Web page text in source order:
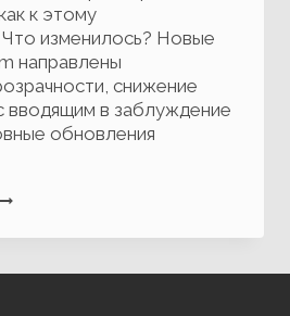
к этому
Что изменилось? Новые
направлены
снижение
вводящим в заблуждение
обновления
АККАУНТ
2025: